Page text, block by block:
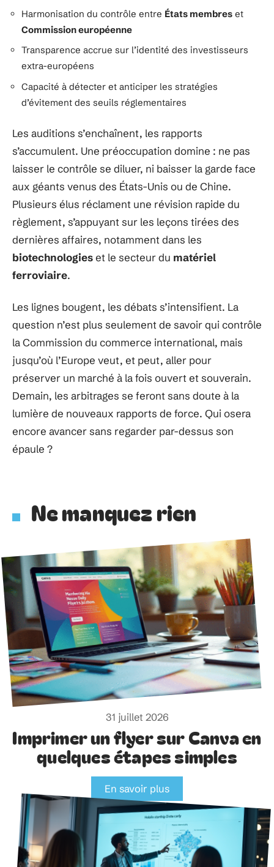
Harmonisation du contrôle entre États membres et
Commission européenne
Transparence accrue sur l’identité des investisseurs
extra-européens
Capacité à détecter et anticiper les stratégies
d’évitement des seuils réglementaires
Les auditions s’enchaînent, les rapports
s’accumulent. Une préoccupation domine : ne pas
laisser le contrôle se diluer, ni baisser la garde face
aux géants venus des États-Unis ou de Chine.
Plusieurs élus réclament une révision rapide du
règlement, s’appuyant sur les leçons tirées des
dernières affaires, notamment dans les
biotechnologieset le secteur du matériel
ferroviaire.
Les lignes bougent, les débats s’intensifient. La
question n’est plus seulement de savoir qui contrôle
la Commission du commerce international, mais
jusqu’où l’Europe veut, et peut, aller pour
préserver un marché à la fois ouvert et souverain.
Demain, les arbitrages se feront sans doute à la
lumière de nouveaux rapports de force. Qui osera
encore avancer sans regarder par-dessus son
épaule ?
Ne manquez rien
31 juillet 2026
Imprimer un flyer sur Canva en
quelques étapes simples
En savoir plus